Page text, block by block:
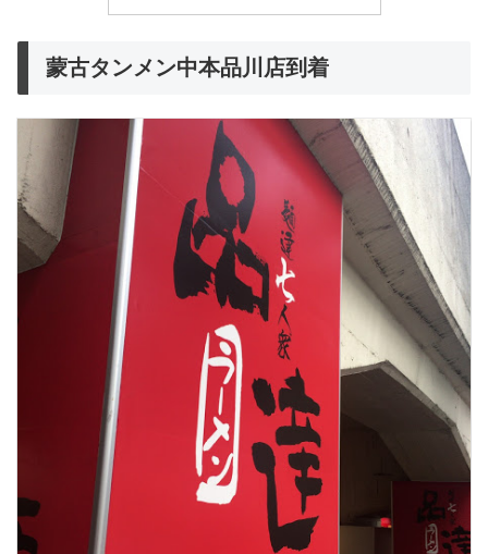
蒙古タンメン中本品川店到着